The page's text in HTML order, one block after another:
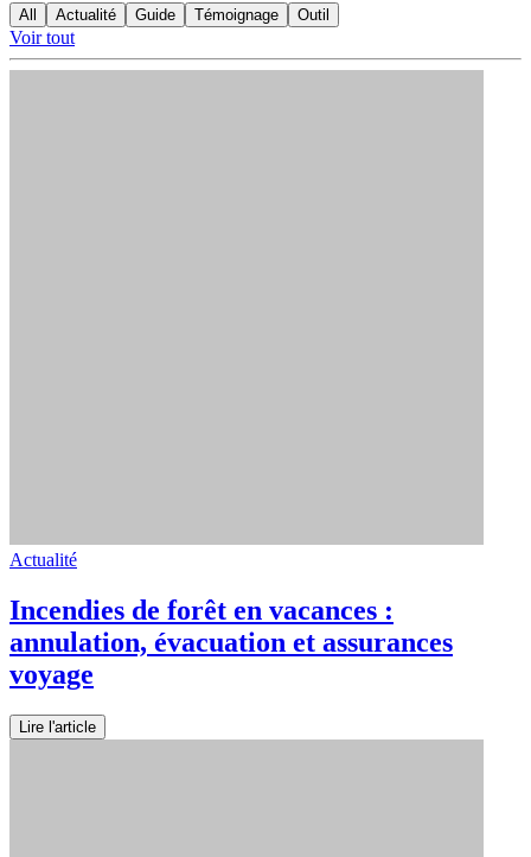
All Actualité Guide Témoignage Outil
Voir tout
Actualité
Incendies de forêt en vacances :
annulation, évacuation et assurances
voyage
Lire l'article